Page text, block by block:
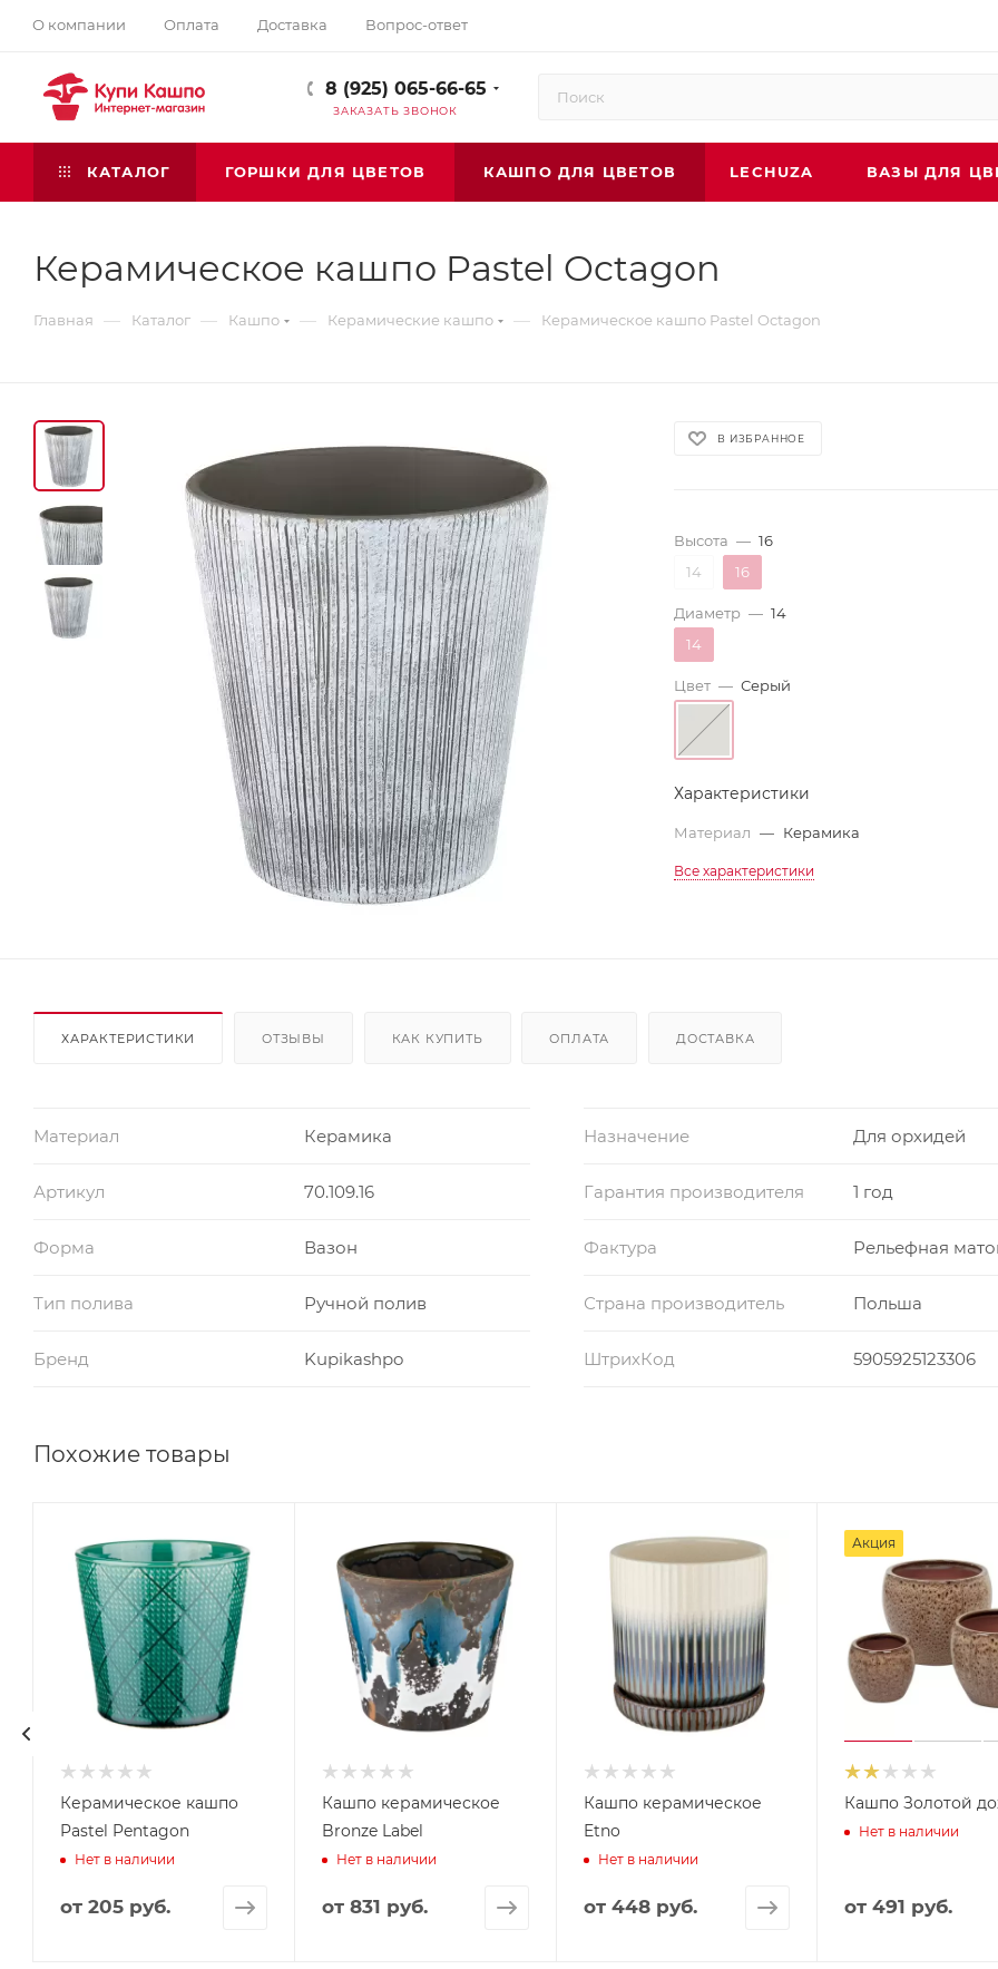
О компании Оплата Доставка Вопрос-ответ
8 (925) 065-66-65
ЗАКАЗАТЬ ЗВОНОК
КАТАЛОГ ГОРШКИ ДЛЯ ЦВЕТОВ КАШПО ДЛЯ ЦВЕТОВ LECHUZA ВАЗЫ ДЛЯ
Керамическое кашпо Pastel Octagon
Главная — Каталог — Кашпо — Керамические кашпо — Керамическое кашпо Pastel Octagon
В ИЗБРАННОЕ
Высота — 16
14
16
Диаметр — 14
14
Цвет — Серый
Характеристики
Материал — Керамика
Все характеристики
ХАРАКТЕРИСТИКИ ОТЗЫВЫ КАК КУПИТЬ ОПЛАТА ДОСТАВКА
Материал Керамика Назначение Для орхидей
Артикул 70.109.16 Гарантия производителя 1 год
Форма Вазон Фактура Рельефная
Тип полива Ручной полив Страна производитель Польша
Бренд Kupikashpo ШтрихКод 5905925123306
Похожие товары
Керамическое кашпо
Pastel Pentagon
Нет в наличии
от 205 руб.
Кашпо керамическое
Bronze Label
Нет в наличии
от 831 руб.
Кашпо керамическое
Etno
Нет в наличии
от 448 руб.
Акция
Кашпо Золотой
Нет в наличии
от491 руб.